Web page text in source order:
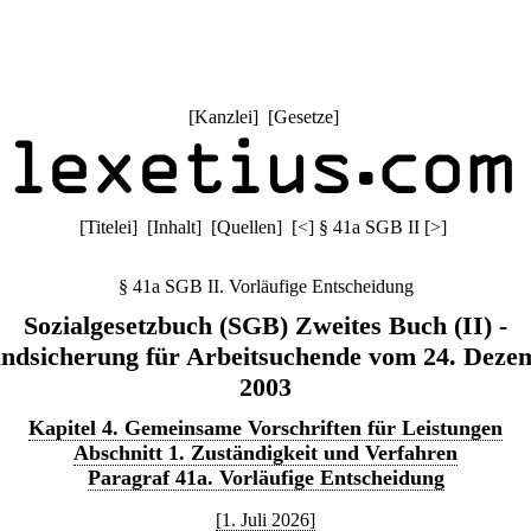
[Kanzlei] [Gesetze]
[Titelei] [Inhalt] [Quellen] [<] § 41a SGB II [>]
§ 41a SGB II. Vorläufige Entscheidung
Sozialgesetzbuch (SGB) Zweites Buch (II) -
für Arbeitsuchende vom 24.
2003
Kapitel 4. Gemeinsame Vorschriften für Leistungen
Abschnitt 1. Zuständigkeit und Verfahren
Paragraf 41a. Vorläufige Entscheidung
[1. Juli 2026]